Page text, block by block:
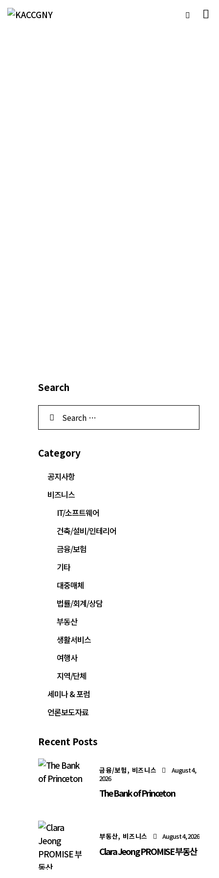
Search
Category
공지사항
비즈니스
IT/소프트웨어
건축/설비/인테리어
금융/보험
기타
대중매체
법률/회계/상담
부동산
생활서비스
여행사
지역/단체
세미나 & 포럼
언론보도자료
Recent Posts
금융/보험, 비즈니스
August 4,
2026
The Bank of Princeton
부동산, 비즈니스 August 4, 2026
Clara Jeong PROMISE 부동산